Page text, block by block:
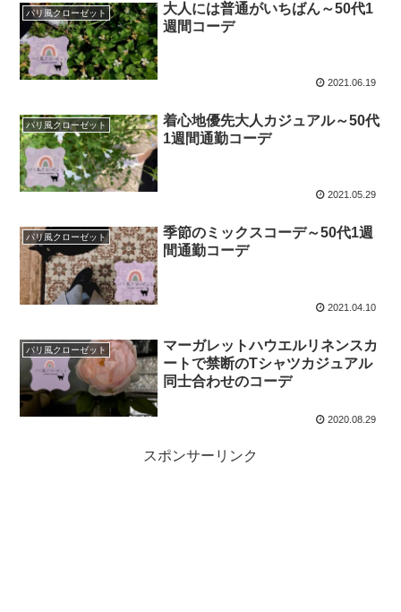
パリ風クローゼット
大人には普通がいちばん～50代1
週間コーデ
2021.06.19
パリ風クローゼット
着心地優先大人カジュアル～50代
1週間通勤コーデ
2021.05.29
パリ風クローゼット
季節のミックスコーデ～50代1週
間通勤コーデ
2021.04.10
パリ風クローゼット
マーガレットハウエルリネンスカ
ートで禁断のTシャツカジュアル
同士合わせのコーデ
2020.08.29
スポンサーリンク